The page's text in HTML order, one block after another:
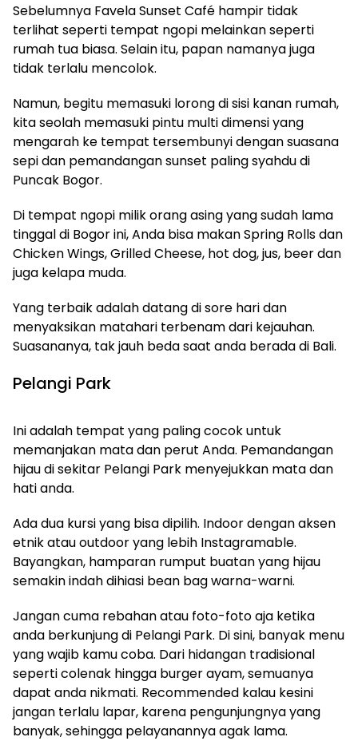
Sebelumnya Favela Sunset Café hampir tidak
terlihat seperti tempat ngopi melainkan seperti
rumah tua biasa. Selain itu, papan namanya juga
tidak terlalu mencolok.
Namun, begitu memasuki lorong di sisi kanan rumah,
kita seolah memasuki pintu multi dimensi yang
mengarah ke tempat tersembunyi dengan suasana
sepi dan pemandangan sunset paling syahdu di
Puncak Bogor.
Di tempat ngopi milik orang asing yang sudah lama
tinggal di Bogor ini, Anda bisa makan Spring Rolls dan
Chicken Wings, Grilled Cheese, hot dog, jus, beer dan
juga kelapa muda.
Yang terbaik adalah datang di sore hari dan
menyaksikan matahari terbenam dari kejauhan.
Suasananya, tak jauh beda saat anda berada di Bali.
Pelangi Park
Ini adalah tempat yang paling cocok untuk
memanjakan mata dan perut Anda. Pemandangan
hijau di sekitar Pelangi Park menyejukkan mata dan
hati anda.
Ada dua kursi yang bisa dipilih. Indoor dengan aksen
etnik atau outdoor yang lebih Instagramable.
Bayangkan, hamparan rumput buatan yang hijau
semakin indah dihiasi bean bag warna-warni.
Jangan cuma rebahan atau foto-foto aja ketika
anda berkunjung di Pelangi Park. Di sini, banyak menu
yang wajib kamu coba. Dari hidangan tradisional
seperti colenak hingga burger ayam, semuanya
dapat anda nikmati. Recommended kalau kesini
jangan terlalu lapar, karena pengunjungnya yang
banyak, sehingga pelayanannya agak lama.